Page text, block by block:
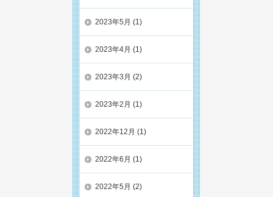
2023年5月 (1)
2023年4月 (1)
2023年3月 (2)
2023年2月 (1)
2022年12月 (1)
2022年6月 (1)
2022年5月 (2)